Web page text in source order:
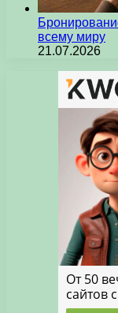
всему миру
21.07.2026